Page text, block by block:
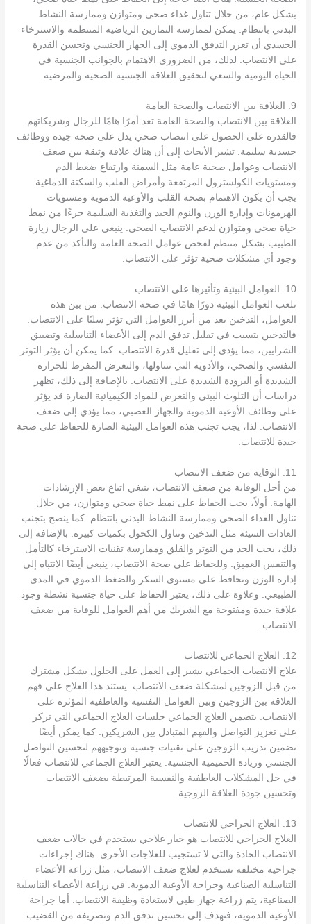
بشكل عام، من خلال تناول غذاء صحي ومتوازن وممارسة النشاط
البدني بانتظام. يمكن لممارسة التمارين الرياضية المنتظمة والاسترخاء
الجسدي أن تعزز التدفق الدموي إلى الجهاز الجنسي وتحسن القدرة
على الانتصاب. لذلك، من الضروري الاهتمام بالجوانب الجنسية في
الحياة اليومية والسعي لتحقيق العلاقة الجنسية الصحية والمرضية.
9. العلاقة بين الانتصاب والصحة العامة
العلاقة بين الانتصاب والصحة العامة تعد أمرًا هامًا للرجال وشريكاتهم.
فالقدرة على الحصول على انتصاب صحي يدل على صحة جيدة ووظائف
جسدية سليمة. تشير الأبحاث إلى أن هناك علاقة وثيقة بين ضعف
الانتصاب وعوامل صحية عامة مثل السمنة وارتفاع ضغط الدم
ومستويات الكولسترول المرتفعة وأمراض القلب والسكتة الدماغية.
يجب أن يكون الاهتمام بصحة القلب والأوعية الدموية ومستويات
الهرمونات وإدارة الوزن والنوم الجيد والتغذية السليمة جزءًا من نمط
حياة صحي ومتوازن لدعم الانتصاب الصحي. ينبغي على الرجال زيارة
الطبيب بشكل منتظم لفحص عوامل الصحة العامة والتأكد من عدم
وجود أي مشكلات صحية تؤثر على الانتصاب.
10. العوامل البيئية وتأثيرها على الانتصاب
تلعب العوامل البيئية دورًا هامًا في صحة الانتصاب. من بين هذه
العوامل، التدخين يعد من أبرز العوامل التي تؤثر سلبًا على الانتصاب.
فالتدخين يتسبب في تقليل تدفق الدم إلى الأعضاء التناسلية وتضييق
الشرايين، مما يؤدي إلى تقليل قدرة الانتصاب. كما يمكن أن يؤثر التوتر
النفسي والصحي، والأدوية التي تتناولها، والتعرض المفرط للحرارة
الشديدة أو البرودة الشديدة على الانتصاب. بالإضافة إلى ذلك، تظهر
دراسات أن التلوث البيئي والتعرض للمواد الكيميائية الضارة قد يؤثر
على وظائف الأوعية الدموية والجهاز العصبي، مما يؤدي إلى ضعف
الانتصاب. لذا، يجب تجنب هذه العوامل البيئية الضارة للحفاظ على صحة
جيدة للانتصاب.
11. الوقاية من ضعف الانتصاب
من أجل الوقاية من ضعف الانتصاب، ينبغي اتباع بعض الإرشادات
الهامة. أولاً، يجب الحفاظ على نمط حياة صحي ومتوازن، من خلال
تناول الغذاء الصحي وممارسة النشاط البدني بانتظام. كما ينصح بتجنب
العادات السيئة مثل التدخين وتناول الكحول بكميات كبيرة. بالإضافة إلى
ذلك، يجب الحد من التوتر والقلق وممارسة تقنيات الاسترخاء كالتأمل
والتنفس العميق. وللحفاظ على صحة الانتصاب، ينبغي أيضًا الانتباه إلى
إدارة الوزن وتحافظ على مستوى السكر والضغط الدموي في المدى
الطبيعي. وعلاوة على ذلك، يعتبر الحفاظ على حياة جنسية نشطة وجود
علاقة جيدة ومفتوحة مع الشريك من أهم العوامل للوقاية من ضعف
الانتصاب.
12. العلاج الجماعي للانتصاب
علاج الانتصاب الجماعي يشير إلى العمل على الحلول بشكل مشترك
من قبل الزوجين لمشكلة ضعف الانتصاب. يستند هذا العلاج على فهم
العلاقة بين الزوجين وبين العوامل النفسية والعاطفية المؤثرة على
الانتصاب. يتضمن العلاج الجماعي جلسات العلاج الجماعي التي تركز
على تعزيز التواصل والفهم المتبادل بين الشريكين. كما يمكن أيضًا
تضمين تدريب الزوجين على تقنيات جنسية وتوجيههم لتحسين التواصل
الجنسي وزيادة الحميمية الجنسية. يعتبر العلاج الجماعي للانتصاب فعالًا
في حل المشكلات العاطفية والنفسية المرتبطة بضعف الانتصاب
وتحسين جودة العلاقة الزوجية.
13. العلاج الجراحي للانتصاب
العلاج الجراحي للانتصاب هو خيار علاجي يستخدم في حالات ضعف
الانتصاب الحادة والتي لا تستجيب للعلاجات الأخرى. هناك إجراءات
جراحية مختلفة تستخدم لعلاج ضعف الانتصاب، مثل زراعة الأعضاء
التناسلية الصناعية وجراحة الأوعية الدموية. في زراعة الأعضاء التناسلية
الصناعية، يتم زراعة جهاز طبي لاستعادة وظيفة الانتصاب. أما جراحة
الأوعية الدموية، فتهدف إلى تحسين تدفق الدم وتصريفه من القضيب